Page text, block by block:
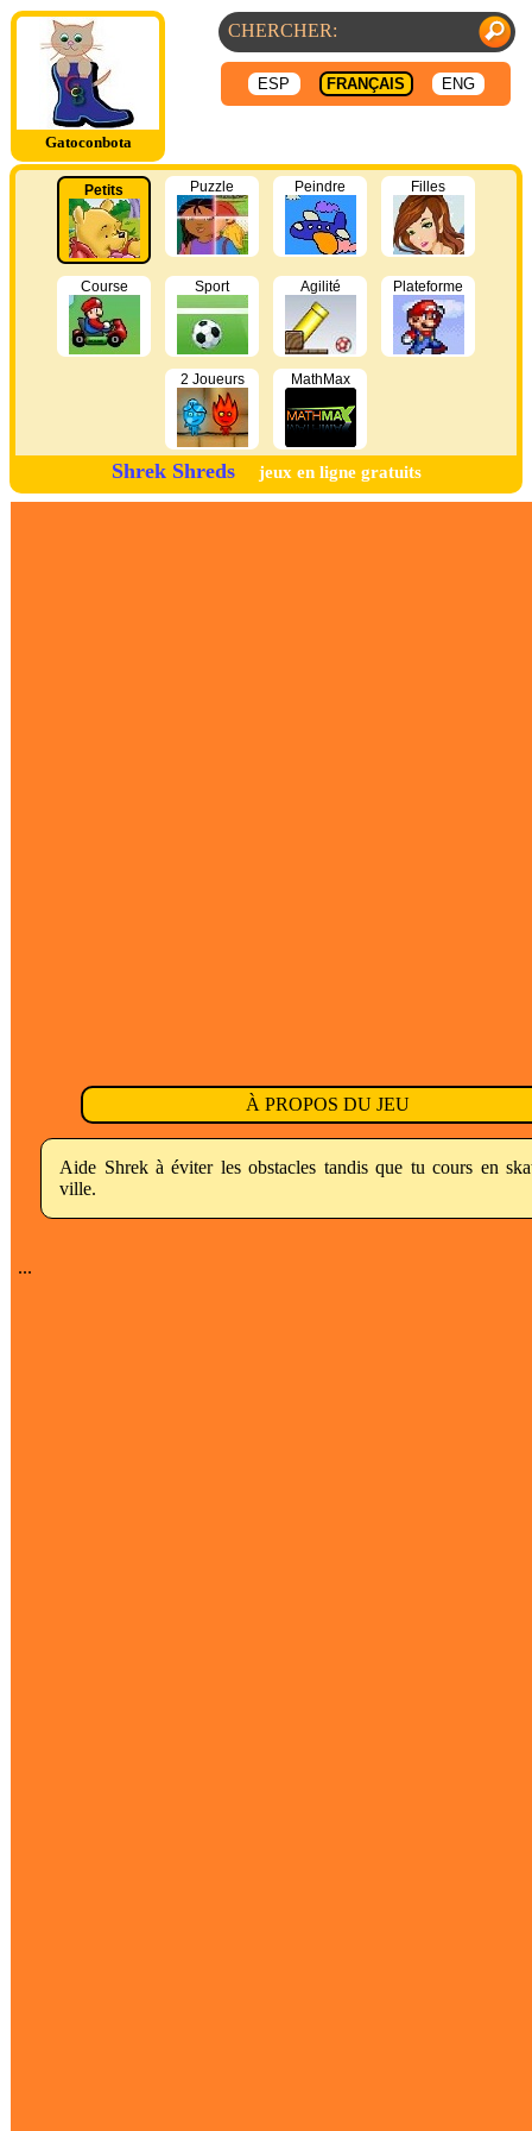
Gatoconbota
ESP FRANÇAIS ENG
Petits Puzzle Peindre Filles
Course Sport Agilité Plateforme
2 Joueurs MathMax
Shrek Shreds jeux en ligne gratuits
À PROPOS DU JEU
Aide Shrek à éviter les obstacles tandis que tu cours en
ville.
...